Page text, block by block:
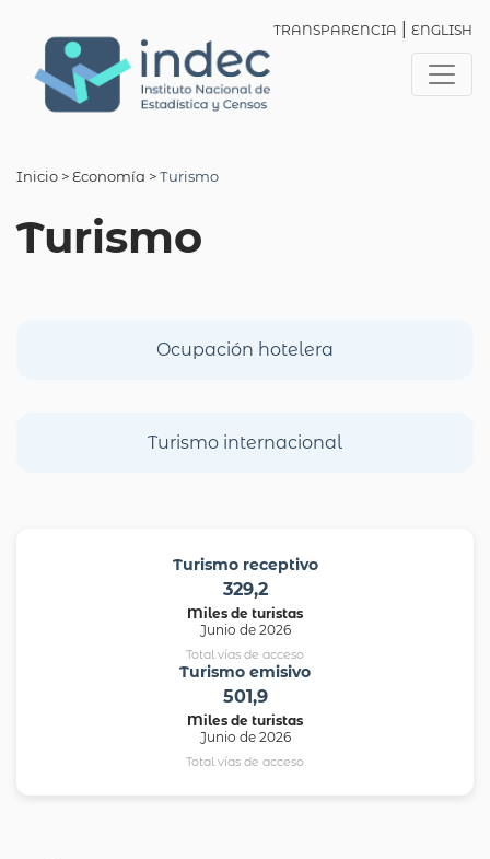
TRANSPARENCIA ENGLISH
Inicio > Economía >Turismo
Turismo
Ocupación hotelera
Turismo internacional
Turismo receptivo
329,2
Miles de turistas
Junio de 2026
Total vías de acceso
Turismo emisivo
501,9
Miles de turistas
Junio de 2026
Total vías de acceso